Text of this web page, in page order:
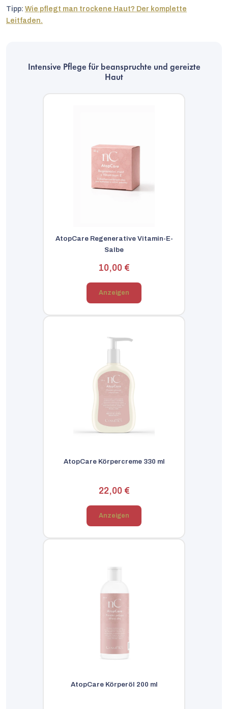
Tipp: Wie pflegt man trockene Haut? Der komplette
Leitfaden.
Intensive Pflege für beanspruchte und gereizte
Haut
AtopCare Regenerative Vitamin-E-
Salbe
10,00 €
Anzeigen
AtopCare Körpercreme 330 ml
22,00 €
Anzeigen
AtopCare Körperöl 200 ml